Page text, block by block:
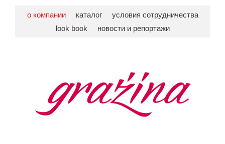
о компании каталог
условия сотрудничества
look book
новости и репортажи